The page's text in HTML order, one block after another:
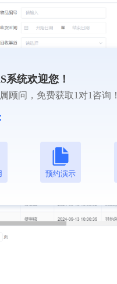
系统欢迎您！
顾问，免费获取1对1咨询！
预约演示